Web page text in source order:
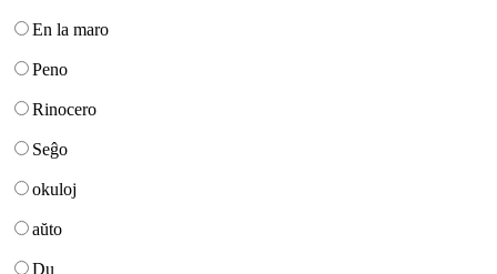
En la maro
Peno
Rinocero
Seĝo
okuloj
aŭto
Du